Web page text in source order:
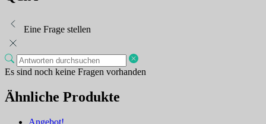
Eine Frage stellen
Es sind noch keine Fragen vorhanden
Ähnliche Produkte
Angebot!